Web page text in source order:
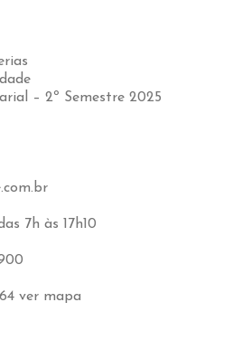
– 2º Semestre 2025
7h às 17h10
ver mapa